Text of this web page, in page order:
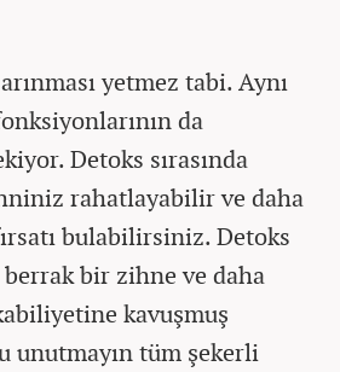
yetmez tabi. Aynı
da
Detoks sırasında
rahatlayabilir ve daha
bulabilirsiniz. Detoks
bir zihne ve daha
kavuşmuş
unutmayın tüm şekerli